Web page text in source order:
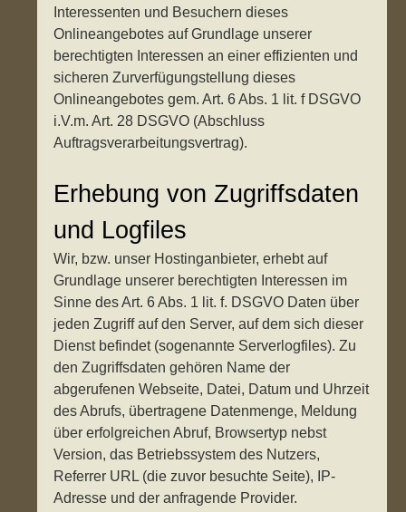
Interessenten und Besuchern dieses
Onlineangebotes auf Grundlage unserer
berechtigten Interessen an einer effizienten und
sicheren Zurverfügungstellung dieses
Onlineangebotes gem. Art. 6 Abs. 1 lit. f DSGVO
i.V.m. Art. 28 DSGVO (Abschluss
Auftragsverarbeitungsvertrag).
Erhebung von Zugriffsdaten
und Logfiles
Wir, bzw. unser Hostinganbieter, erhebt auf
Grundlage unserer berechtigten Interessen im
Sinne des Art. 6 Abs. 1 lit. f. DSGVO Daten über
jeden Zugriff auf den Server, auf dem sich dieser
Dienst befindet (sogenannte Serverlogfiles). Zu
den Zugriffsdaten gehören Name der
abgerufenen Webseite, Datei, Datum und Uhrzeit
des Abrufs, übertragene Datenmenge, Meldung
über erfolgreichen Abruf, Browsertyp nebst
Version, das Betriebssystem des Nutzers,
Referrer URL (die zuvor besuchte Seite), IP-
Adresse und der anfragende Provider.